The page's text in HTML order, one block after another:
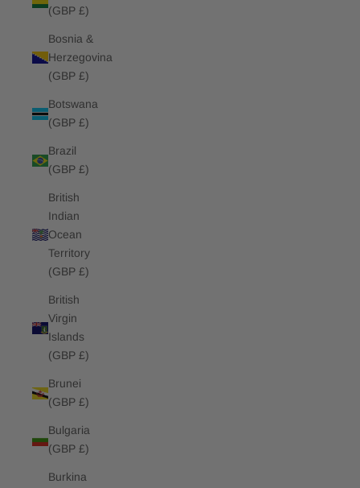
(GBP £)
Bosnia &
Herzegovina
(GBP £)
Botswana
(GBP £)
Brazil
(GBP £)
British
Indian
Ocean
Territory
(GBP £)
British
Virgin
Islands
(GBP £)
Brunei
(GBP £)
Bulgaria
(GBP £)
Burkina